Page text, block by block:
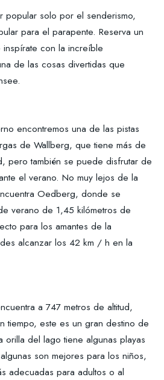
popular solo por el senderismo,
para el parapente. Reserva un
con la increíble
de las cosas divertidas que
encontremos una de las pistas
de Wallberg, que tiene más de
pero también se puede disfrutar de
el verano. No muy lejos de la
Oedberg, donde se
verano de 1,45 kilómetros de
para los amantes de la
alcanzar los 42 km / h en la
a 747 metros de altitud,
tiempo, este es un gran destino de
orilla del lago tiene algunas playas
son mejores para los niños,
adecuadas para adultos o al